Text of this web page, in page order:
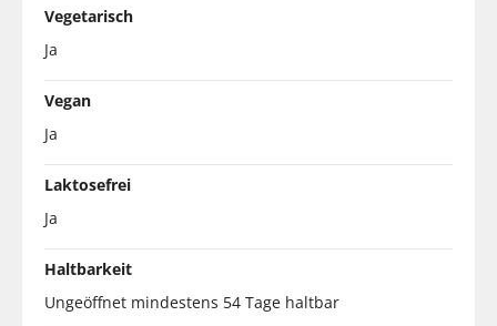
Vegetarisch
Ja
Vegan
Ja
Laktosefrei
Ja
Haltbarkeit
Ungeöffnet mindestens 54 Tage haltbar